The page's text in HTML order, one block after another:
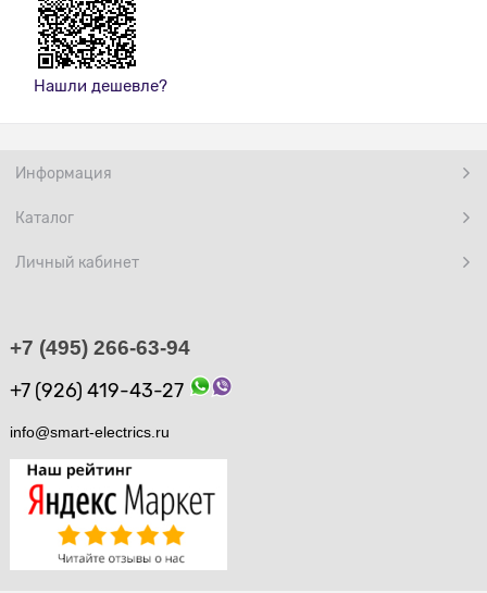
Нашли дешевле?
Информация
Каталог
Личный кабинет
+7 (495) 266-63-94
+7 (926) 419-43-27
info@smart-electrics.ru